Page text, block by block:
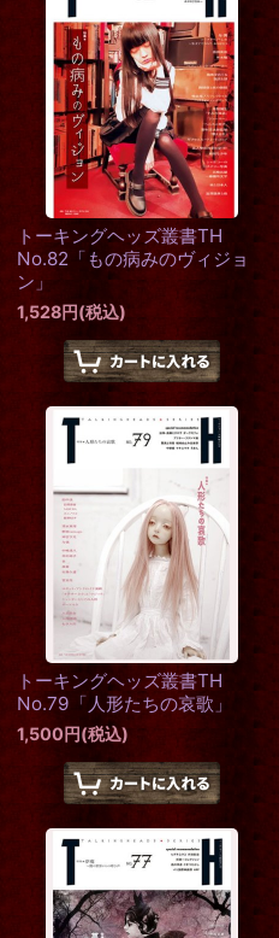
トーキングヘッズ叢書TH
No.82「もの病みのヴィジョ
ン」
1,528円(税込)
トーキングヘッズ叢書TH
No.79「人形たちの哀歌」
1,500円(税込)